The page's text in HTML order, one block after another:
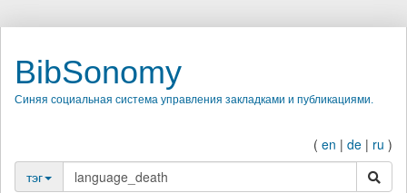
BibSonomy
Синяя социальная система управления закладками и публикациями.
( en | de | ru )
тэг
поиск